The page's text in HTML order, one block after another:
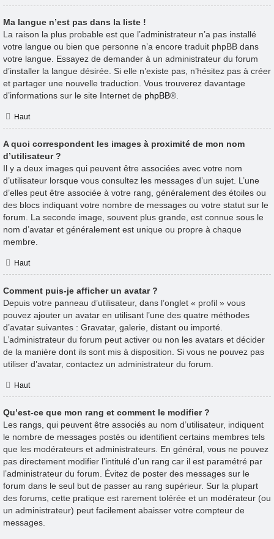
Ma langue n’est pas dans la liste !
La raison la plus probable est que l’administrateur n’a pas installé
votre langue ou bien que personne n’a encore traduit phpBB dans
votre langue. Essayez de demander à un administrateur du forum
d’installer la langue désirée. Si elle n’existe pas, n’hésitez pas à créer
et partager une nouvelle traduction. Vous trouverez davantage
d’informations sur le site Internet de phpBB®.
Haut
A quoi correspondent les images à proximité de mon nom
d’utilisateur ?
Il y a deux images qui peuvent être associées avec votre nom
d’utilisateur lorsque vous consultez les messages d’un sujet. L’une
d’elles peut être associée à votre rang, généralement des étoiles ou
des blocs indiquant votre nombre de messages ou votre statut sur le
forum. La seconde image, souvent plus grande, est connue sous le
nom d’avatar et généralement est unique ou propre à chaque
membre.
Haut
Comment puis-je afficher un avatar ?
Depuis votre panneau d’utilisateur, dans l’onglet « profil » vous
pouvez ajouter un avatar en utilisant l’une des quatre méthodes
d’avatar suivantes : Gravatar, galerie, distant ou importé.
L’administrateur du forum peut activer ou non les avatars et décider
de la manière dont ils sont mis à disposition. Si vous ne pouvez pas
utiliser d’avatar, contactez un administrateur du forum.
Haut
Qu’est-ce que mon rang et comment le modifier ?
Les rangs, qui peuvent être associés au nom d’utilisateur, indiquent
le nombre de messages postés ou identifient certains membres tels
que les modérateurs et administrateurs. En général, vous ne pouvez
pas directement modifier l’intitulé d’un rang car il est paramétré par
l’administrateur du forum. Évitez de poster des messages sur le
forum dans le seul but de passer au rang supérieur. Sur la plupart
des forums, cette pratique est rarement tolérée et un modérateur (ou
un administrateur) peut facilement abaisser votre compteur de
messages.